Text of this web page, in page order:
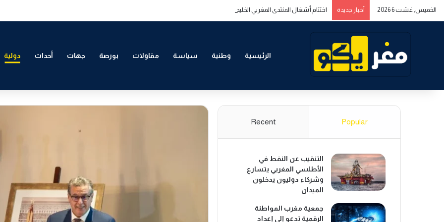
الخميس, غشت 6 2026 أخبار جديدة اختتام أشغال المنتدى المغربي الخليجي حول التمكين الاقتصادي والاجتماعي للشباب بالدار البيضاء
الرئيسية وطنية سياسة مقاولات بورصة جهات أحداث دولية
Popular
Recent
التنقيب عن النفط في
الأطلسي المغربي يتسارع
وشركاء دوليون يدخلون
الميدان
جمعية مغرب المواطنة
الرقمية تدعو إلى إعداد